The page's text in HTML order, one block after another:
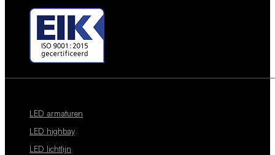
LED armaturen
LED highbay
LED lichtlijn